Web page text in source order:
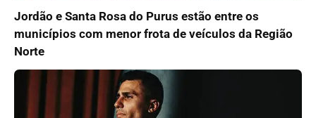
Jordão e Santa Rosa do Purus estão entre os
municípios com menor frota de veículos da Região
Norte